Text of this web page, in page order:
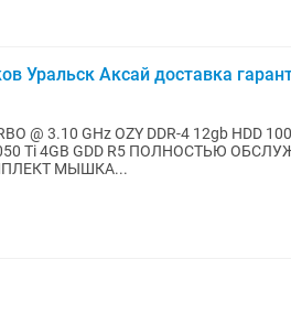
Уральск Аксай доставка
@ 3.10 GHz OZY DDR-4 12gb HDD
1050 Ti 4GB GDD R5 ПОЛНОСТЬЮ
МЫШКА...